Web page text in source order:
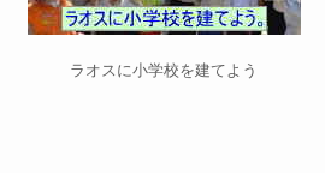
ラオスに小学校を建てよう